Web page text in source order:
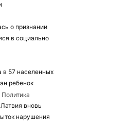
о признании
в социально
в 57 населенных
ребенок
вновь
нарушения